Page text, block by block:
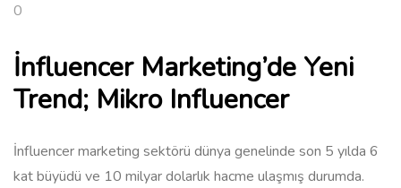
0
İnfluencer Marketing’de Yeni
Trend; Mikro Influencer
İnfluencer marketing sektörü dünya genelinde son 5 yılda 6
kat büyüdü ve 10 milyar dolarlık hacme ulaşmış durumda.